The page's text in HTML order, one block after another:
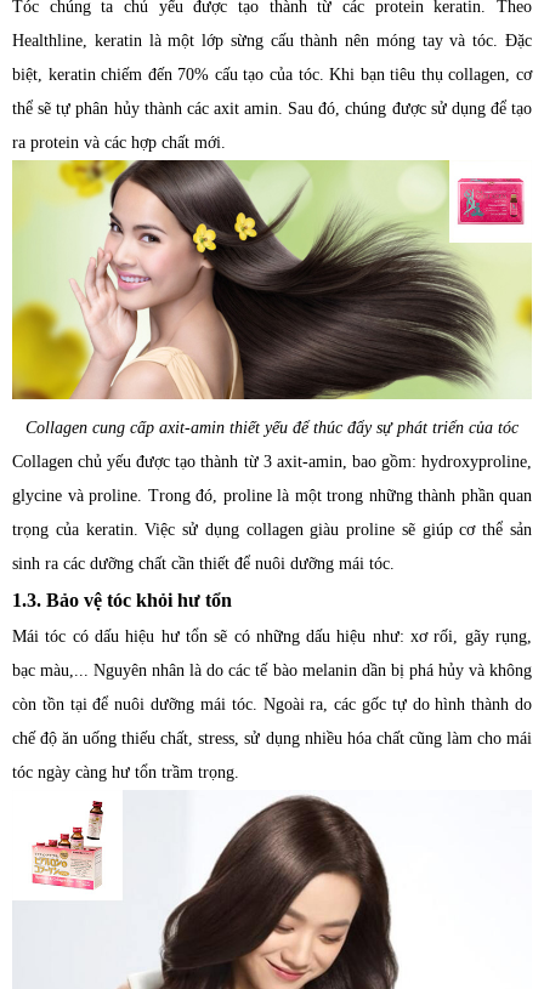
Tóc chúng ta chủ yếu được tạo thành từ các protein keratin. Theo
Healthline, keratin là một lớp sừng cấu thành nên móng tay và tóc. Đặc
biệt, keratin chiếm đến 70% cấu tạo của tóc. Khi bạn tiêu thụ collagen, cơ
thể sẽ tự phân hủy thành các axit amin. Sau đó, chúng được sử dụng để tạo
ra protein và các hợp chất mới.
Collagen cung cấp axit-amin thiết yếu để thúc đẩy sự phát triển của tóc
Collagen chủ yếu được tạo thành từ 3 axit-amin, bao gồm: hydroxyproline,
glycine và proline. Trong đó, proline là một trong những thành phần quan
trọng của keratin. Việc sử dụng collagen giàu proline sẽ giúp cơ thể sản
sinh ra các dưỡng chất cần thiết để nuôi dưỡng mái tóc.
1.3. Bảo vệ tóc khỏi hư tổn
Mái tóc có dấu hiệu hư tổn sẽ có những dấu hiệu như: xơ rối, gãy rụng,
bạc màu,... Nguyên nhân là do các tế bào melanin dần bị phá hủy và không
còn tồn tại để nuôi dưỡng mái tóc. Ngoài ra, các gốc tự do hình thành do
chế độ ăn uống thiếu chất, stress, sử dụng nhiều hóa chất cũng làm cho mái
tóc ngày càng hư tổn trầm trọng.